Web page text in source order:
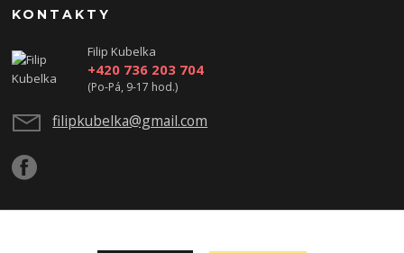
KONTAKTY
Filip Kubelka
+420 736 203 704
(Po-Pá, 9-17 hod.)
filipkubelka@gmail.com